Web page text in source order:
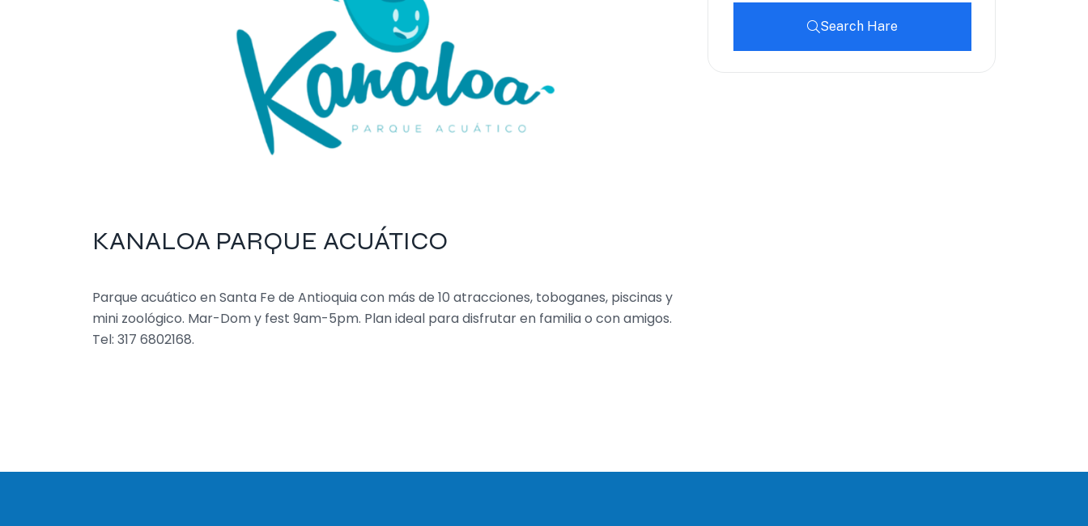
KANALOA PARQUE ACUÁTICO
Parque acuático en Santa Fe de Antioquia con más de 10 atracciones, toboganes, piscinas y
mini zoológico. Mar-Dom y fest 9am-5pm. Plan ideal para disfrutar en familia o con amigos.
Tel: 317 6802168.
Search Hare